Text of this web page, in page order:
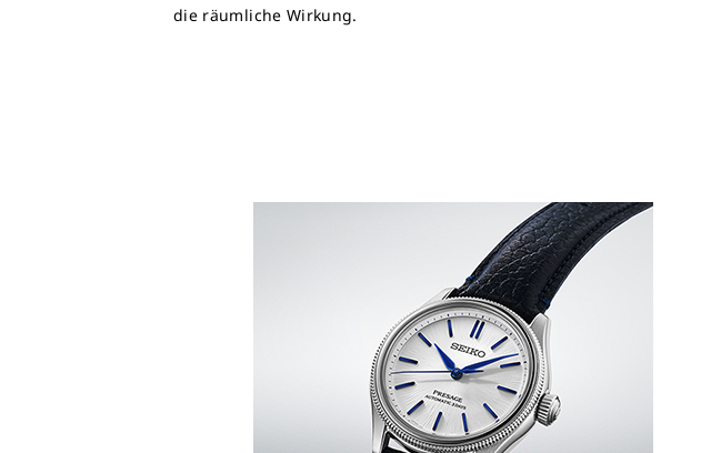
die räumliche Wirkung.